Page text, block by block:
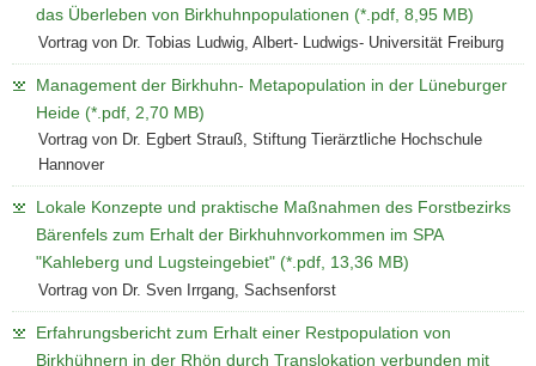
das Überleben von Birkhuhnpopulationen (*.pdf, 8,95 MB)
Vortrag von Dr. Tobias Ludwig, Albert- Ludwigs- Universität Freiburg
Management der Birkhuhn- Metapopulation in der Lüneburger
Heide (*.pdf, 2,70 MB)
Vortrag von Dr. Egbert Strauß, Stiftung Tierärztliche Hochschule
Hannover
Lokale Konzepte und praktische Maßnahmen des Forstbezirks
Bärenfels zum Erhalt der Birkhuhnvorkommen im SPA
"Kahleberg und Lugsteingebiet" (*.pdf, 13,36 MB)
Vortrag von Dr. Sven Irrgang, Sachsenforst
Erfahrungsbericht zum Erhalt einer Restpopulation von
Birkhühnern in der Rhön durch Translokation verbunden mit